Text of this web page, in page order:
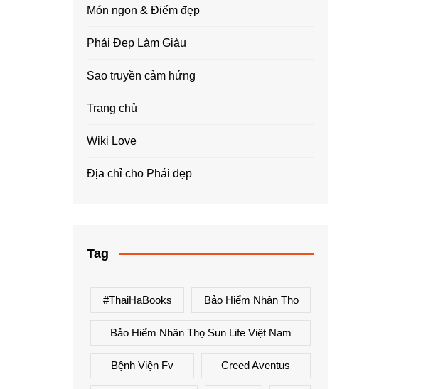
Món ngon & Điểm đẹp
Phái Đẹp Làm Giàu
Sao truyền cảm hứng
Trang chủ
Wiki Love
Địa chỉ cho Phái đẹp
Tag
#ThaiHaBooks Bảo Hiểm Nhân Thọ
Bảo Hiểm Nhân Thọ Sun Life Việt Nam
Bệnh Viện Fv Creed Aventus